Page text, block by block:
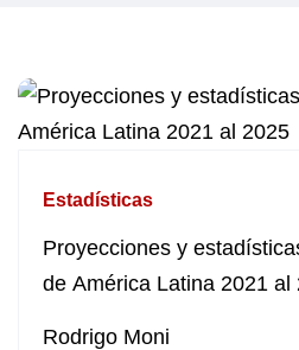
Estadísticas
Proyecciones y
de América Latina 2021 al
Rodrigo Moni